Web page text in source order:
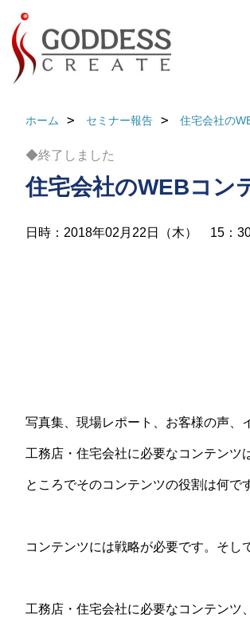
ホーム セミナー報告 住宅会社の
◆終了しました
住宅会社のWEBコン
日時：2018年02月22日（木） 15：
写真集、現場レポート、お客様の声、
工務店・住宅会社に必要なコンテンツ
ところでそのコンテンツの役割は何で
コンテンツには戦略が必要です。そし
工務店・住宅会社に必要なコンテンツ